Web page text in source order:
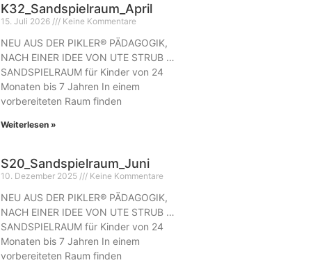
K32_Sandspielraum_April
15. Juli 2026 Keine Kommentare
NEU AUS DER PIKLER® PÄDAGOGIK,
NACH EINER IDEE VON UTE STRUB …
SANDSPIELRAUM für Kinder von 24
Monaten bis 7 Jahren In einem
vorbereiteten Raum finden
Weiterlesen »
S20_Sandspielraum_Juni
10. Dezember 2025 Keine Kommentare
NEU AUS DER PIKLER® PÄDAGOGIK,
NACH EINER IDEE VON UTE STRUB …
SANDSPIELRAUM für Kinder von 24
Monaten bis 7 Jahren In einem
vorbereiteten Raum finden